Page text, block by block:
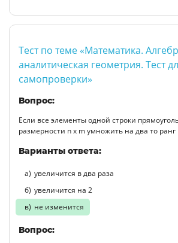
Тест по теме «Математика.
аналитическая геометрия. Тест
самопроверки»
Вопрос:
Если все элементы одной строки
размерности n x m умножить на два то
Варианты ответа:
увеличится в два раза
увеличится на 2
не изменится
Вопрос: